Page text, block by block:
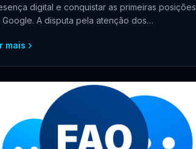
digital e conquistar as primeiras posições
Google. A disputa pela atenção dos
mais